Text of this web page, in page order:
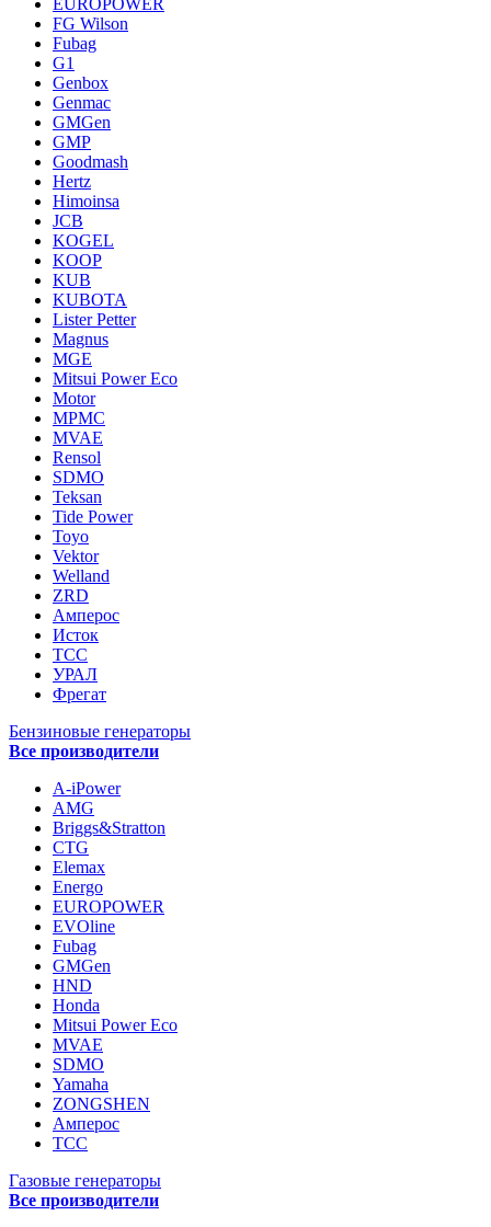
EUROPOWER
FG Wilson
Fubag
G1
Genbox
Genmac
GMGen
GMP
Goodmash
Hertz
Himoinsa
JCB
KOGEL
KOOP
KUB
KUBOTA
Lister Petter
Magnus
MGE
Mitsui Power Eco
Motor
MPMC
MVAE
Rensol
SDMO
Teksan
Tide Power
Toyo
Vektor
Welland
ZRD
Амперос
Исток
ТСС
УРАЛ
Фрегат
Бензиновые генераторы
Все производители
A-iPower
AMG
Briggs&Stratton
CTG
Elemax
Energo
EUROPOWER
EVOline
Fubag
GMGen
HND
Honda
Mitsui Power Eco
MVAE
SDMO
Yamaha
ZONGSHEN
Амперос
ТСС
Газовые генераторы
Все производители